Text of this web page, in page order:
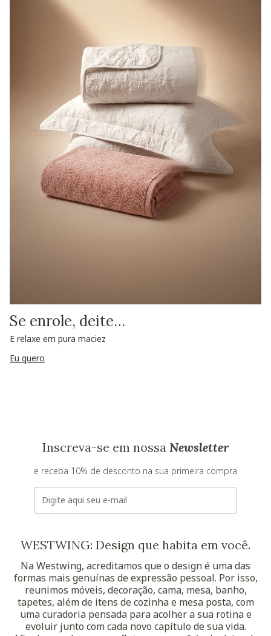
Se enrole, deite…
E relaxe em pura maciez
Eu quero
Inscreva-se em nossa Newsletter
e receba 10% de desconto na sua primeira compra
E-mail
WESTWING: Design que habita em você.
Na Westwing, acreditamos que o design é uma das
formas mais genuínas de expressão pessoal. Por isso,
reunimos móveis, decoração, cama, mesa, banho,
tapetes, além de itens de cozinha e mesa posta, com
uma curadoria pensada para acolher a sua rotina e
evoluir junto com cada novo capítulo de sua vida.